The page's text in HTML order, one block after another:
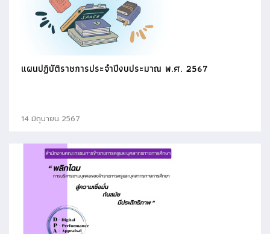
แผนปฏิบัติราชการประจำปีงบประมาณ พ.ศ. 2567
14 มิถุนายน 2567